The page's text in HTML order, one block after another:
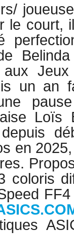
le court,
aux
un an
Loïs
en
coloris